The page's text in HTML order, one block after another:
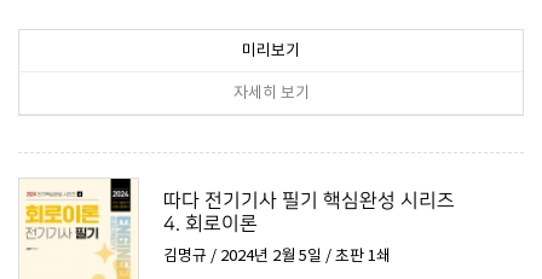
미리보기
자세히 보기
따다 전기기사 필기 핵심완성 시리즈
4. 회로이론
김명규 / 2024년 2월 5일 / 초판 1쇄